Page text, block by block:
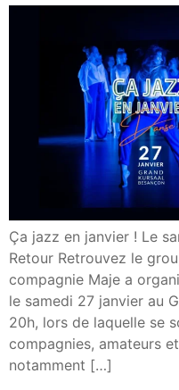
Ça jazz en janvier ! Le
Retour Retrouvez le
compagnie Maje a
le samedi 27 janvier au
20h, lors de laquelle se
compagnies, amateurs
notamment […]